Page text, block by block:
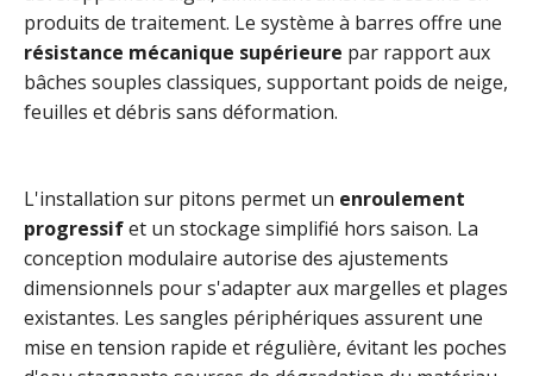
produits de traitement. Le système à barres offre une
résistance mécanique supérieure par rapport aux
bâches souples classiques, supportant poids de neige,
feuilles et débris sans déformation.
L'installation sur pitons permet un enroulement
progressifet un stockage simplifié hors saison. La
conception modulaire autorise des ajustements
dimensionnels pour s'adapter aux margelles et plages
existantes. Les sangles périphériques assurent une
mise en tension rapide et régulière, évitant les poches